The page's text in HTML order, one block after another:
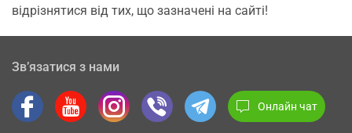
відрізнятися від тих, що зазначені на сайті!
Зв’язатися з нами
Онлайн чат